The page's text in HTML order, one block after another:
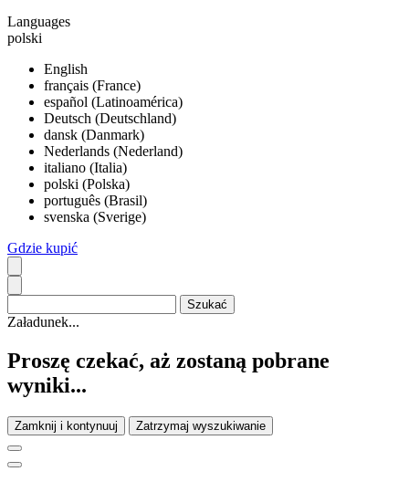
Languages
polski
English
français (France)
español (Latinoamérica)
Deutsch (Deutschland)
dansk (Danmark)
Nederlands (Nederland)
italiano (Italia)
polski (Polska)
português (Brasil)
svenska (Sverige)
Gdzie kupić
Załadunek...
Proszę czekać, aż zostaną pobrane
wyniki...
Zamknij i kontynuuj Zatrzymaj wyszukiwanie